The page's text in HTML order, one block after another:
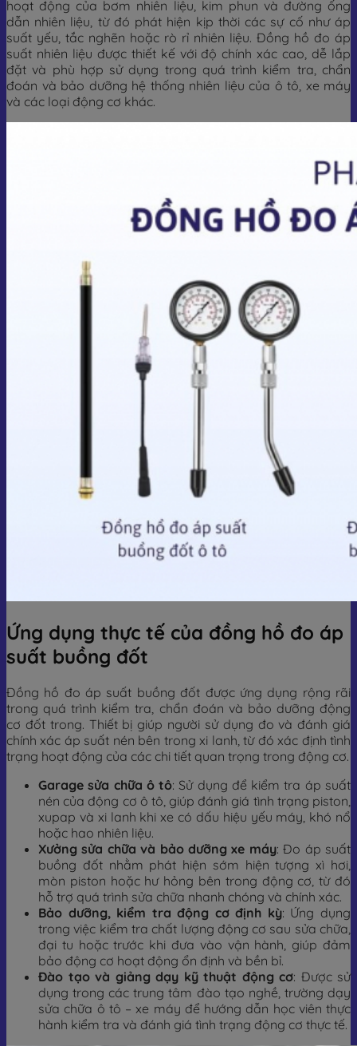
hoạt động của bơm nhiên liệu, kim phun và đường ống
dẫn nhiên liệu, từ đó phát hiện kịp thời các sự cố như áp
suất yếu, tắc nghẽn hoặc rò rỉ nhiên liệu. Đồng hồ đo áp
suất nhiên liệu được thiết kế với độ chính xác cao, dễ lắp
đặt và phù hợp sử dụng trong quá trình kiểm tra, chẩn
đoán và bảo dưỡng hệ thống nhiên liệu của ô tô, xe máy
và các loại động cơ khác.
Ứng dụng thực tế của đồng hồ đo áp
suất buồng đốt
Đồng hồ đo áp suất buồng đốt được ứng dụng rộng rãi
trong quá trình kiểm tra, chẩn đoán và bảo dưỡng động
cơ đốt trong. Thiết bị giúp người sử dụng đo và đánh giá
chính xác áp suất nén bên trong xi lanh, từ đó xác định tình
trạng hoạt động của các chi tiết quan trọng trong động cơ.
Garage sửa chữa ô tô: Sử dụng để kiểm tra áp suất
nén của động cơ ô tô, giúp đánh giá tình trạng piston,
xupap và xi lanh khi xe có dấu hiệu yếu máy, khó nổ
hoặc hao nhiên liệu.
Xưởng sửa chữa và bảo dưỡng xe máy: Đo áp suất
buồng đốt nhằm phát hiện sớm hiện tượng xì hơi,
mòn piston hoặc hư hỏng bên trong động cơ, từ đó
hỗ trợ quá trình sửa chữa nhanh chóng và chính xác.
Bảo dưỡng, kiểm tra động cơ định kỳ: Ứng dụng
trong việc kiểm tra chất lượng động cơ sau sửa chữa,
đại tu hoặc trước khi đưa vào vận hành, giúp đảm
bảo động cơ hoạt động ổn định và bền bỉ.
Đào tạo và giảng dạy kỹ thuật động cơ: Được sử
dụng trong các trung tâm đào tạo nghề, trường dạy
sửa chữa ô tô – xe máy để hướng dẫn học viên thực
hành kiểm tra và đánh giá tình trạng động cơ thực tế.